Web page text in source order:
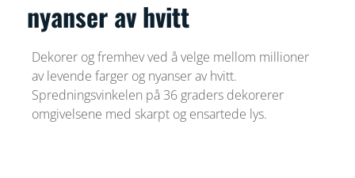
nyanser av hvitt
Dekorer og fremhev ved å velge mellom millioner
av levende farger og nyanser av hvitt.
Spredningsvinkelen på 36 graders dekorerer
omgivelsene med skarpt og ensartede lys.